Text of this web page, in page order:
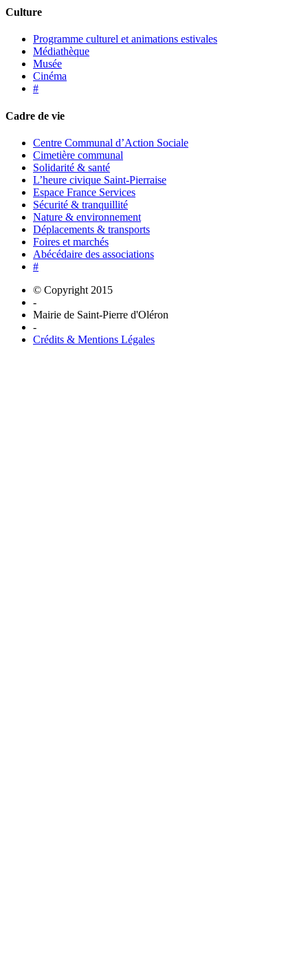
Culture
Programme culturel et animations estivales
Médiathèque
Musée
Cinéma
#
Cadre de vie
Centre Communal d’Action Sociale
Cimetière communal
Solidarité & santé
L’heure civique Saint-Pierraise
Espace France Services
Sécurité & tranquillité
Nature & environnement
Déplacements & transports
Foires et marchés
Abécédaire des associations
#
© Copyright 2015
-
Mairie de Saint-Pierre d'Oléron
-
Crédits & Mentions Légales